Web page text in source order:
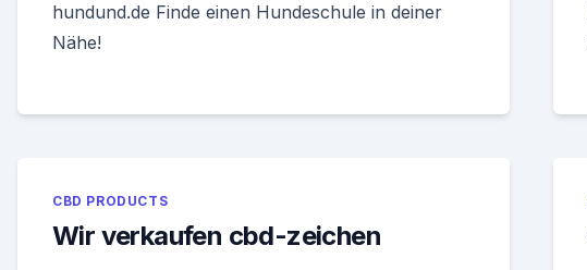
hundund.de Finde einen Hundeschule in deiner
Nähe!
CBD PRODUCTS
Wir verkaufen cbd-zeichen